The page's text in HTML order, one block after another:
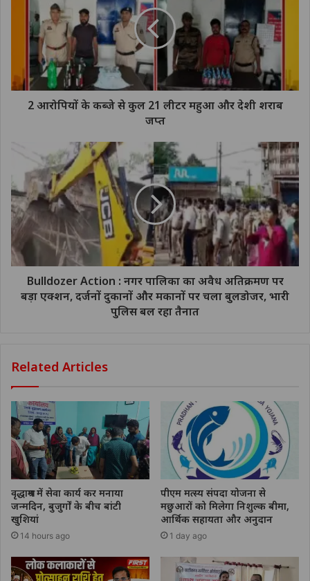
2 आरोपियों के कब्जे से कुल 21 लीटर महुआ और देशी शराब
जप्त
Bulldozer Action : नगर पालिका का अवैध अतिक्रमण पर
बड़ा एक्शन, दर्जनों दुकानों और मकानों पर चला बुलडोजर, भारी
पुलिस बल रहा तैनात
Related Articles
वृद्धाश्रम में सेवा कार्य कर मनाया
जन्मदिन, बुजुर्गों के बीच बांटी
खुशियां
14 hours ago
पीएम मत्स्य संपदा योजना से
मछुआरों को मिलेगा निशुल्क बीमा,
आर्थिक सहायता और अनुदान
1 day ago